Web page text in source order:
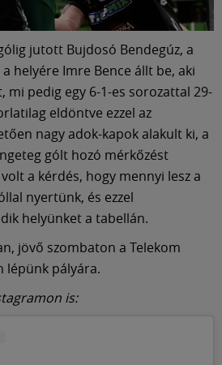
jutott Bujdosó Bendegúz, a
helyére Imre Bence állt be, aki
mi pedig egy 6-1-es sorozattal 29-
eldöntve ezzel az
nagy adok-kapok alakult ki, a
gólt hozó mérkőzést
a kérdés, hogy mennyi lesz a
nyertünk, és ezzel
helyünket a tabellán.
jövő szombaton a Telekom
lépünk pályára.
is: